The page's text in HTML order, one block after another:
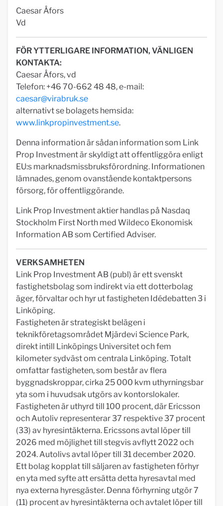
Caesar Åfors
Vd
FÖR YTTERLIGARE INFORMATION, VÄNLIGEN
KONTAKTA:
Caesar Åfors, vd
Telefon: +46 70-662 48 48, e-mail:
caesar@virabruk.se
alternativt se bolagets hemsida:
www.linkpropinvestment.se.
Denna information är sådan information som Link
Prop Investment är skyldigt att offentliggöra enligt
EU:s marknadsmissbruksförordning. Informationen
lämnades, genom ovanstående kontaktpersons
försorg, för offentliggörande.
Link Prop Investment aktier handlas på Nasdaq
Stockholm First North med Wildeco Ekonomisk
Information AB som Certified Adviser.
VERKSAMHETEN
Link Prop Investment AB (publ) är ett svenskt
fastighetsbolag som indirekt via ett dotterbolag
äger, förvaltar och hyr ut fastigheten Idédebatten 3 i
Linköping.
Fastigheten är strategiskt belägen i
teknikföretagsområdet Mjärdevi Science Park,
direkt intill Linköpings Universitet och fem
kilometer sydväst om centrala Linköping. Totalt
omfattar fastigheten, som består av flera
byggnadskroppar, cirka 25 000 kvm uthyrningsbar
yta som i huvudsak utgörs av kontorslokaler.
Fastigheten är uthyrd till 100 procent, där Ericsson
och Autoliv representerar 37 respektive 37 procent
(33) av hyresintäkterna. Ericssons avtal löper till
2026 med möjlighet till stegvis avflytt 2022 och
2024. Autolivs avtal löper till 31 december 2020.
Ett bolag kopplat till säljaren av fastigheten förhyr
en yta med syfte att ersätta detta hyresavtal med
nya externa hyresgäster. Denna förhyrning utgör 7
(11) procent av hyresintäkterna och avtalet löper till